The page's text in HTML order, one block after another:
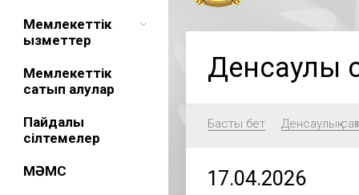
Мемлекеттік
қызметтер
Мемлекеттік
сатып алулар
Пайдалы
сілтемелер
МӘМС
Денсаулық
Басты бет Денсаулық
17.04.2026